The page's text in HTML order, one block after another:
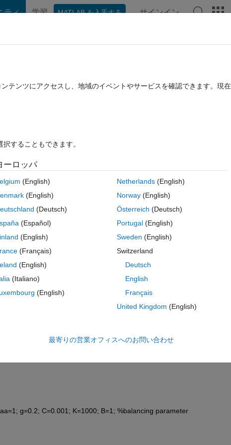
ティ 学習 MATLAB を入手する サインイン
に関する FAQ
because the left and right
to perform assignment because the left and right sides have a different
%here is the error!!
%here is the error!
%here is the error!
what the error means but i can't see the problem in my code! sorry i'm
g=0.2; C=0.001; K=1000; B=1; %balancing parameter
テンツにアクセスし、地域のイベントやサービスを確認できます。現
することもできます。
ーロッパ
(English)
(English)
(Deutsch)
(Español)
(English)
(Français)
(English)
(Italiano)
(English)
Netherlands(English)
Norway(English)
Österreich (Deutsch)
Portugal(English)
Sweden (English)
Switzerland
Deutsch
English
Français
United Kingdom (English)
最寄りの営業オフィスへのお問い合わせ